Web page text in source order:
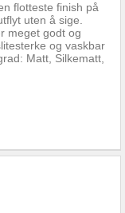
flotteste finish på
uten å sige.
meget godt og
og vaskbar
Matt, Silkematt,